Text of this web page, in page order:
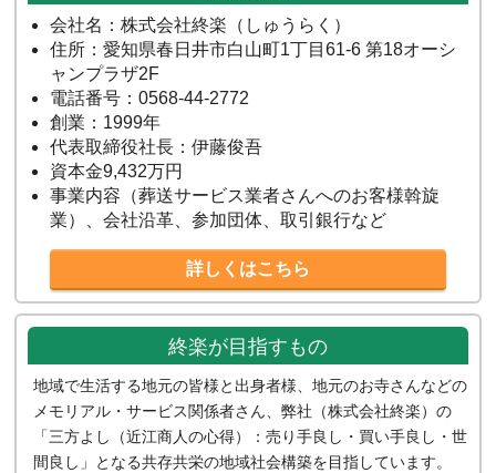
会社名：株式会社終楽（しゅうらく）
住所：愛知県春日井市白山町1丁目61-6 第18オーシ
ャンプラザ2F
電話番号：0568-44-2772
創業：1999年
代表取締役社長：伊藤俊吾
資本金9,432万円
事業内容（葬送サービス業者さんへのお客様斡旋
業）、会社沿革、参加団体、取引銀行など
詳しくはこちら
終楽が目指すもの
地域で生活する地元の皆様と出身者様、地元のお寺さんなどの
メモリアル・サービス関係者さん、弊社（株式会社終楽）の
「三方よし（近江商人の心得）：売り手良し・買い手良し・世
間良し」となる共存共栄の地域社会構築を目指しています。